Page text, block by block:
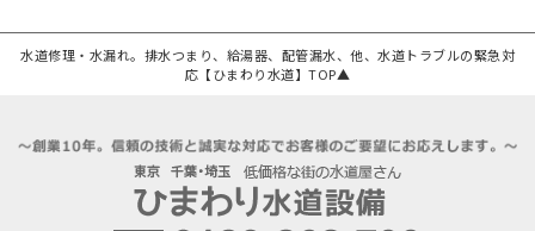
水道修理・水漏れ。排水つまり、給湯器、配管漏水、他、水道トラブルの緊急対
応【ひまわり水道】TOP▲